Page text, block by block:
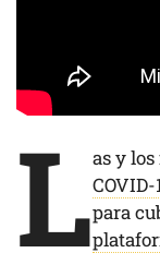
Las y
COVID-
para